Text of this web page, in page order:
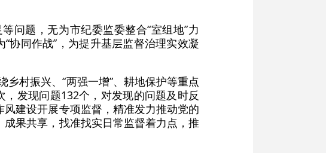
问题，无为市纪委监委整合“室组地”力
协同作战”，为提升基层监督治理实效凝
乡村振兴、“两强一增”、耕地保护等重点
发现问题132个，对发现的问题及时反
建设开展专项监督，精准发力推动党的
果共享，找准找实日常监督着力点，推